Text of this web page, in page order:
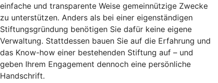
einfache und transparente Weise gemeinnützige Zwecke
zu unterstützen. Anders als bei einer eigenständigen
Stiftungsgründung benötigen Sie dafür keine eigene
Verwaltung. Stattdessen bauen Sie auf die Erfahrung und
das Know-how einer bestehenden Stiftung auf – und
geben Ihrem Engagement dennoch eine persönliche
Handschrift.